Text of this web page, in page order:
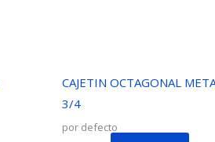
CAJETIN OCTAGONAL
3/4
por defecto